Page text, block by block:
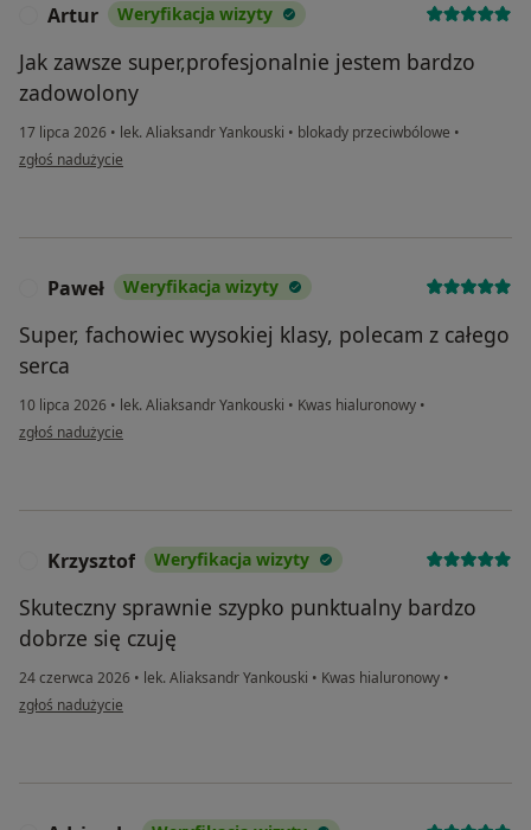
Artur Weryfikacja wizyty
Jak zawsze super,profesjonalnie jestem bardzo
zadowolony
17 lipca 2026 • lek. Aliaksandr Yankouski • blokady przeciwbólowe •
w opinii użytkownika Artur
zgłoś nadużycie
Paweł Weryfikacja wizyty
Super, fachowiec wysokiej klasy, polecam z całego
serca
10 lipca 2026 • lek. Aliaksandr Yankouski • Kwas hialuronowy •
w opinii użytkownika Paweł
zgłoś nadużycie
Krzysztof Weryfikacja wizyty
Skuteczny sprawnie szypko punktualny bardzo
dobrze się czuję
24 czerwca 2026 • lek. Aliaksandr Yankouski • Kwas hialuronowy •
w opinii użytkownika Krzysztof
zgłoś nadużycie